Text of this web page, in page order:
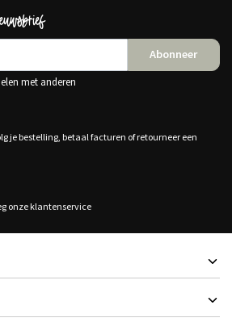
Abonneer
met anderen
je bestelling, betaal facturen of retourneer een
onze klantenservice